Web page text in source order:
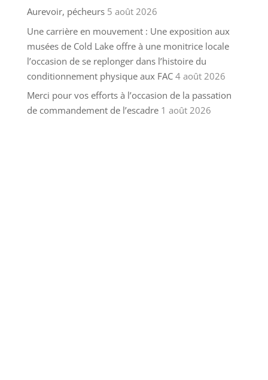
Aurevoir, pécheurs 5 août 2026
Une carrière en mouvement : Une exposition aux
musées de Cold Lake offre à une monitrice locale
l’occasion de se replonger dans l’histoire du
conditionnement physique aux FAC 4 août 2026
Merci pour vos efforts à l’occasion de la passation
de commandement de l’escadre 1 août 2026